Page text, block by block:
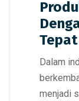
Tepat
Dalam
menjadi